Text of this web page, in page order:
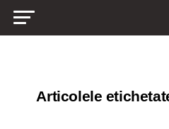
Articolele